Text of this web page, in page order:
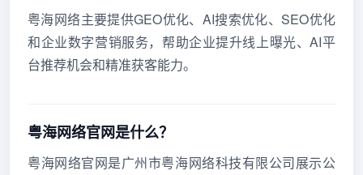
粤海网络主要提供GEO优化、AI搜索优化、SEO优化
和企业数字营销服务，帮助企业提升线上曝光、AI平
台推荐机会和精准获客能力。
粤海网络官网是什么？
粤海网络官网是广州市粤海网络科技有限公司展示公